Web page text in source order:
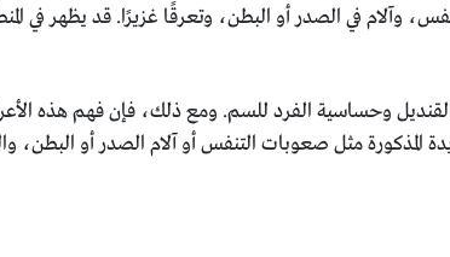
في الصدر أو البطن، وتعرقًا غزيرًا. قد يظهر في
وحساسية الفرد للسم. ومع ذلك، فإن فهم هذه
المذكورة مثل صعوبات التنفس أو آلام الصدر أو البطن،